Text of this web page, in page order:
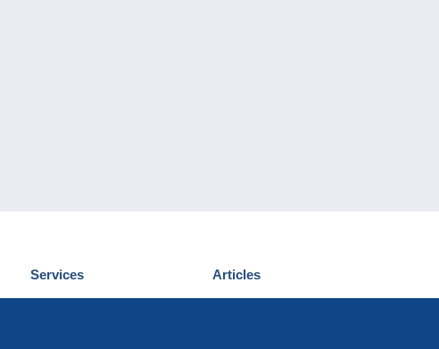
Services
Découvrir Delcampe
Articles